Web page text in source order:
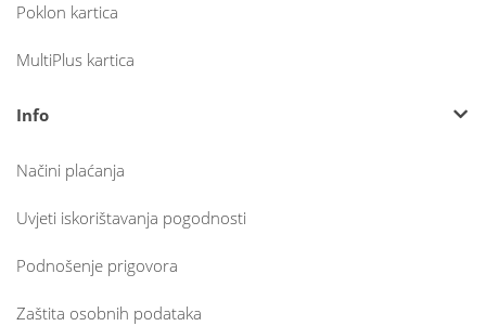
Poklon kartica
MultiPlus kartica
Info
Načini plaćanja
Uvjeti iskorištavanja pogodnosti
Podnošenje prigovora
Zaštita osobnih podataka